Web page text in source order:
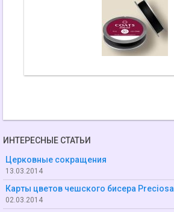
ИНТЕРЕСНЫЕ СТАТЬИ
Церковные сокращения
13.03.2014
Карты цветов чешского бисера Preciosa
02.03.2014